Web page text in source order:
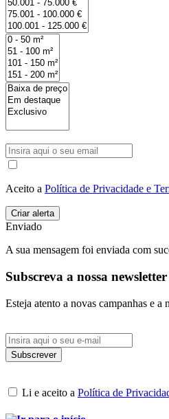
Aceito a Política de Privacidade e
Enviado
A sua mensagem foi enviada com
Subscreva a nossa newsletter
Esteja atento a novas campanhas e a
Li e aceito a Política de